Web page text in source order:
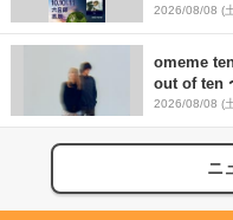
SCOOBIE
2026/08/08 (
omeme
out of ten
2026/08/08 (
ニ